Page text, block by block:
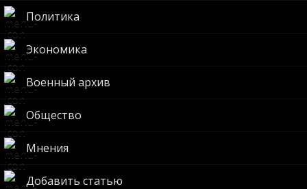
Политика
Экономика
Военный архив
Общество
Мнения
Добавить статью